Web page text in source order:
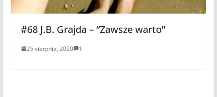
#68 J.B. Grajda – “Zawsze warto”
25 sierpnia, 2020 1